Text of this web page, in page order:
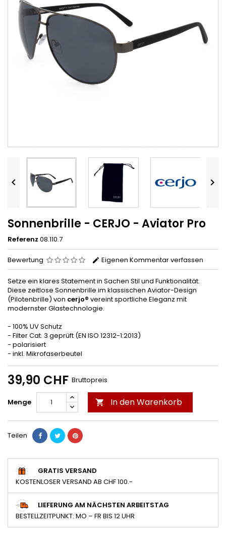
 
Sonnenbrille - CERJO - Aviator Pro
Referenz 08.110.7
Bewertung Eigenen Kommentar verfassen
Setze ein klares Statement in Sachen Stil und Funktionalität.
Diese zeitlose Sonnenbrille im klassischen Aviator-Design
(Pilotenbrille) von cerjo® vereint sportliche Eleganz mit
modernster Glastechnologie.
- 100% UV Schutz
- Filter Cat. 3 geprüft (EN ISO 12312-1:2013)
- polarisiert
- inkl. Mikrofaserbeutel
39,90 CHF Bruttopreis
Menge  In den Warenkorb
Teilen
GRATIS VERSAND
KOSTENLOSER VERSAND AB CHF 100.-
LIEFERUNG AM NÄCHSTEN ARBEITSTAG
BESTELLZEITPUNKT: MO – FR BIS 12 UHR